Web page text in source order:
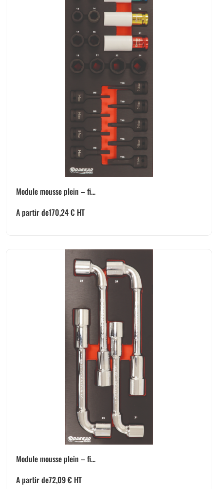
Module mousse plein – fi...
A partir de170,24€ HT
Module mousse plein – fi...
A partir de72,09€ HT